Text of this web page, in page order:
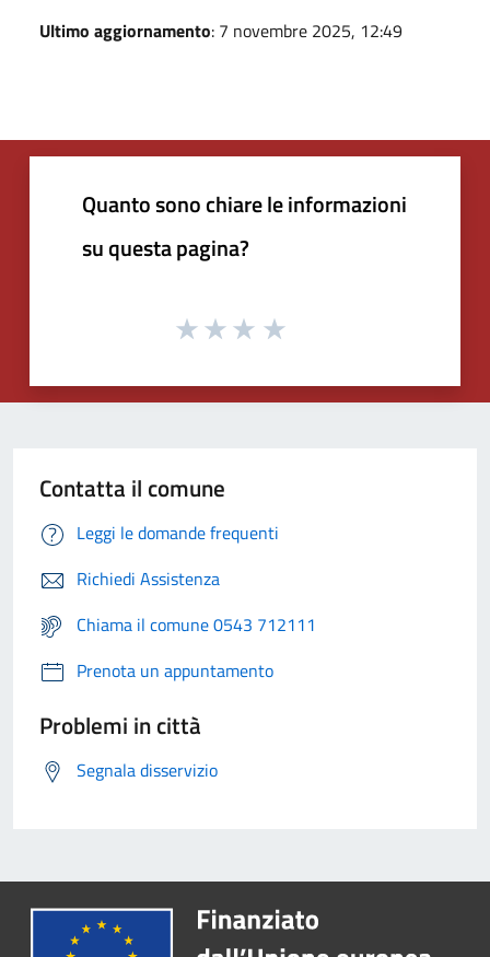
Ultimo aggiornamento: 7 novembre 2025, 12:49
Quanto sono chiare le informazioni
su questa pagina?
Contatta il comune
Leggi le domande frequenti
Richiedi Assistenza
Chiama il comune 0543 712111
Prenota un appuntamento
Problemi in città
Segnala disservizio